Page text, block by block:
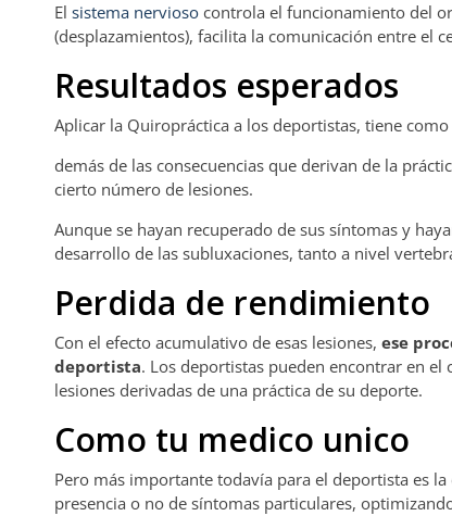
El sistema nervioso controla el funcionamiento del
(desplazamientos), facilita la comunicación entre el
Resultados esperados
Aplicar la Quiropráctica a los deportistas, tiene
demás de las consecuencias que derivan de la
cierto número de lesiones.
Aunque se hayan recuperado de sus síntomas y
desarrollo de las subluxaciones, tanto a nivel
Perdida de rendimiento
Con el efecto acumulativo de esas lesiones, ese
deportista. Los deportistas pueden encontrar en
lesiones derivadas de una práctica de su deporte.
Como tu medico unico
Pero más importante todavía para el deportista es
presencia o no de síntomas particulares,